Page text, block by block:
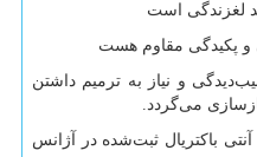
لغزندگی است
و پکیدگی مقاوم هست
و نیاز به ترمیم داشتن
می‌گردد.
باکتریال ثبت‌شده در آژانس